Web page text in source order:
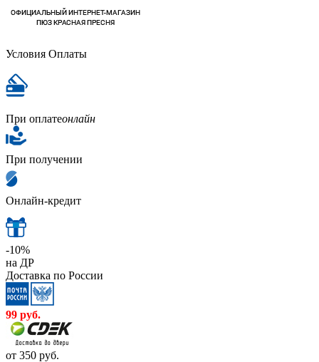
Условия Оплаты
При оплатеонлайн
При получении
Онлайн-кредит
-10%
на ДР
Доставка по России
99 руб.
от 350 руб.